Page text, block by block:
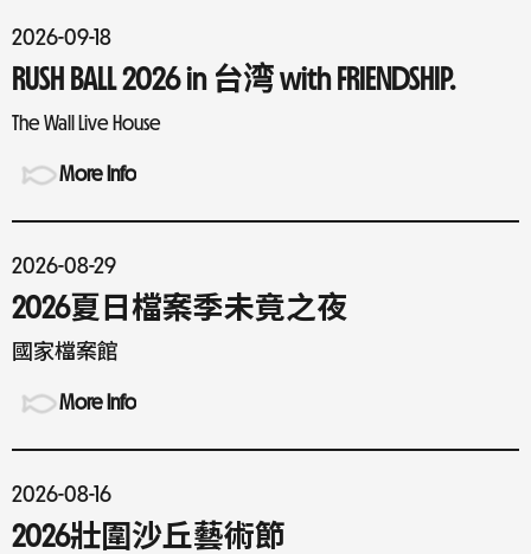
2026-09-18
RUSH BALL 2026 in 台湾 with FRIENDSHIP.
The Wall Live House
More Info
2026-08-29
2026夏日檔案季未竟之夜
國家檔案館
More Info
2026-08-16
2026壯圍沙丘藝術節